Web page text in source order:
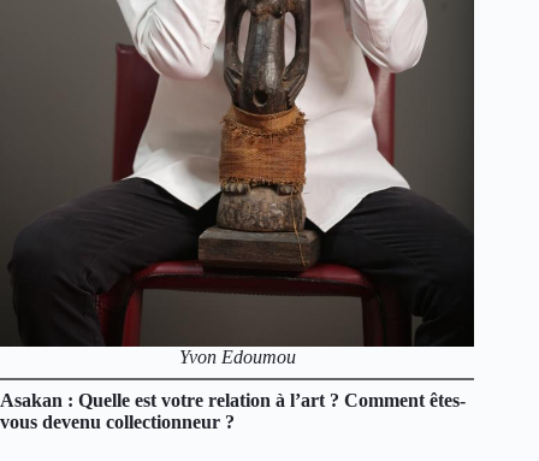
Yvon Edoumou
Asakan : Quelle est votre relation à l’art ? Comment êtes-
vous devenu collectionneur ?